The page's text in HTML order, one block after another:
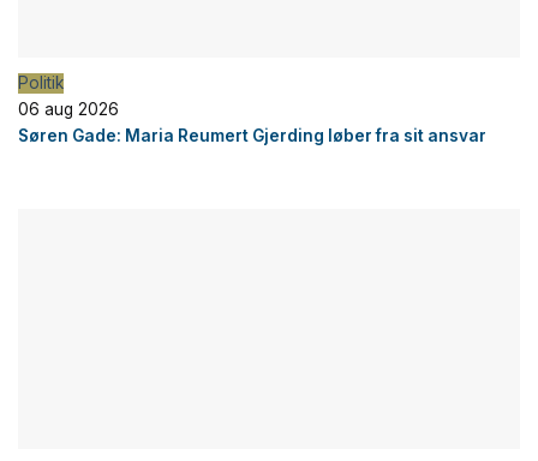
Politik
06 aug 2026
Søren Gade: Maria Reumert Gjerding løber fra sit ansvar